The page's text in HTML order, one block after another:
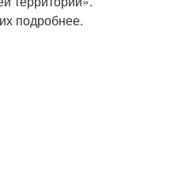
подробнее.